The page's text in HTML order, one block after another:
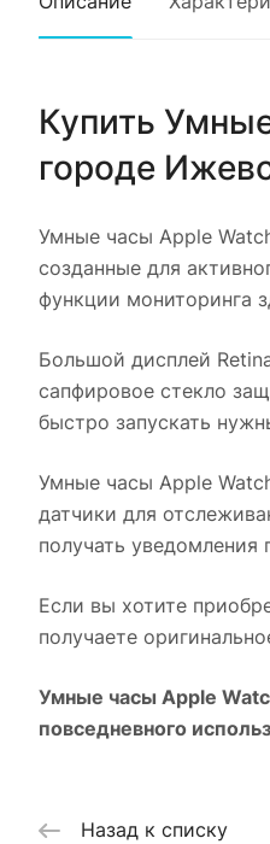
Купить
городе
Умные часы Apple
созданные для
функции мониторинга
Большой дисплей
сапфировое стекло
быстро запускать
Умные часы Apple
датчики для
получать уведомления
Если вы хотите
получаете
Умные часы Apple
повседневного
Назад к списку